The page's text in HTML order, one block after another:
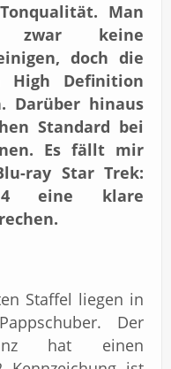
Man
keine
doch die
High Definition
Darüber hinaus
Standard bei
Es fällt mir
ray Star Trek:
4 eine klare
Staffel liegen in
Der
hat einen